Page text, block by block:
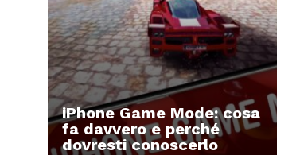
iPhone Game Mode: cosa
fa davvero e perché
dovresti conoscerlo